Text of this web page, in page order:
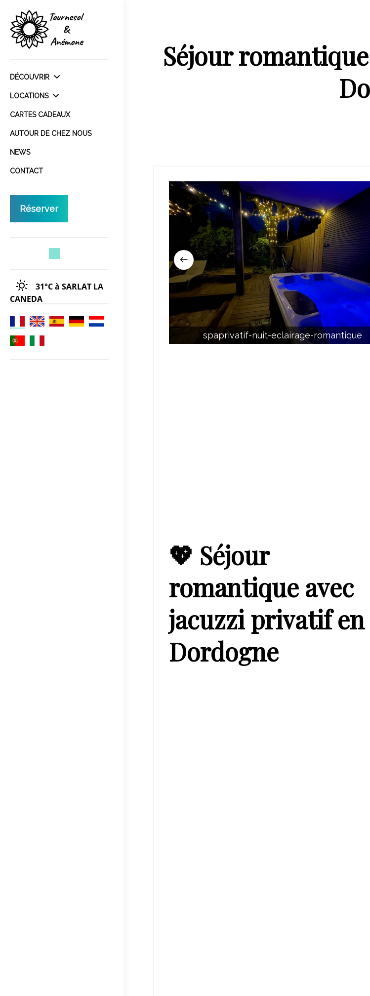
DÉCOUVRIR
LOCATIONS
CARTES CADEAUX
AUTOUR DE CHEZ NOUS
NEWS
CONTACT
Réserver
31°Cà SARLAT LA
CANEDA
Séjour
spaprivatif-nuit-eclairage-romantique
💖 Séjour
romantique avec
jacuzzi privatif en
Dordogne